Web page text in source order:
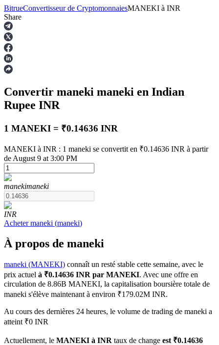
Contrats à terme
Futures USDT
Futures utilisant l'USDT comme garantie
Futures COIN-M
Contrats à terme sur crypto-monnaie
TradFi
Produits dérivés sur actions, forex, métaux précieux et matières
BitrueConvertisseur de CryptomonnaiesMANEKI à INR
Share
Convertir maneki maneki en Indian
Rupee INR
1 MANEKI = ₹0.14636 INR
MANEKI à INR : 1 maneki se convertit en ₹0.14636 INR à partir
de August 9 at 3:00 PM
manekimaneki
INR
Acheter maneki (maneki)
À propos de maneki
maneki (MANEKI) connaît un resté stable cette semaine, avec le
prix actuel à ₹0.14636 INR par MANEKI. Avec une offre en
circulation de 8.86B MANEKI, la capitalisation boursière totale de
maneki s'élève maintenant à environ ₹179.02M INR.
Au cours des dernières 24 heures, le volume de trading de maneki a
atteint ₹0 INR
Actuellement, le MANEKI à INR taux de change est ₹0.14636